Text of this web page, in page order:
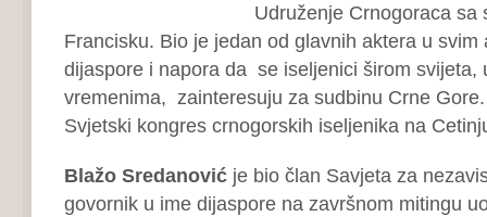
Udruženje Crnogoraca sa
Francisku. Bio je jedan od glavnih aktera u svim
dijaspore i napora da se iseljenici širom svijeta,
vremenima, zainteresuju za sudbinu Crne
Svjetski kongres crnogorskih iseljenika na
Blažo Sredanović je bio član Savjeta za
govornik u ime dijaspore na završnom mitingu